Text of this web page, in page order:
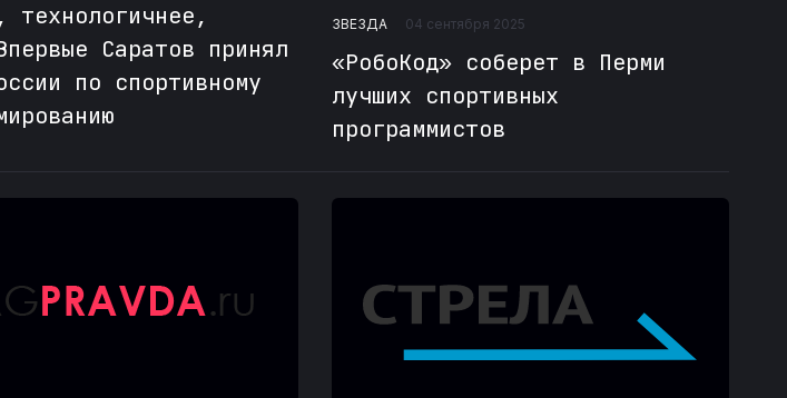
технологичнее,
Саратов принял
по спортивному
ЗВЕЗДА 04 сентября 2025
​«РобоКод» соберет в Перми
лучших спортивных
программистов